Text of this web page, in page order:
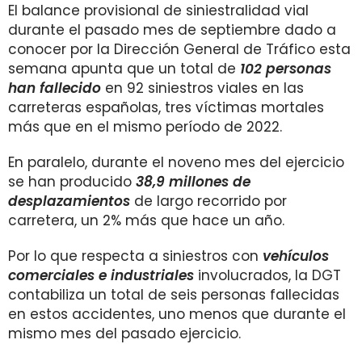
El balance provisional de siniestralidad vial
durante el pasado mes de septiembre dado a
conocer por la Dirección General de Tráfico esta
semana apunta que un total de 102 personas
han fallecido en 92 siniestros viales en las
carreteras españolas, tres víctimas mortales
más que en el mismo período de 2022.
En paralelo, durante el noveno mes del ejercicio
se han producido 38,9 millones de
desplazamientos de largo recorrido por
carretera, un 2% más que hace un año.
Por lo que respecta a siniestros con vehículos
comerciales e industriales involucrados, la DGT
contabiliza un total de seis personas fallecidas
en estos accidentes, uno menos que durante el
mismo mes del pasado ejercicio.